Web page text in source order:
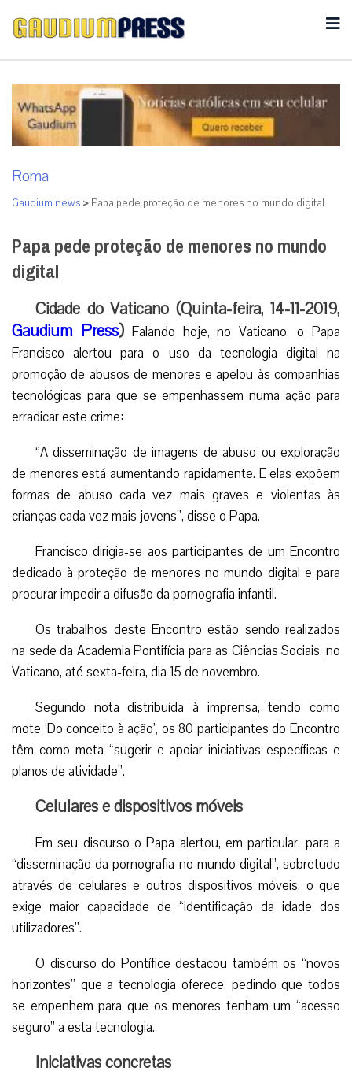
Roma
Gaudium news > Papa pede proteção de menores no mundo digital
Papa pede proteção de menores no mundo
digital
Cidade do Vaticano (Quinta-feira, 14-11-2019,
Gaudium Press)Falando hoje, no Vaticano, o Papa
Francisco alertou para o uso da tecnologia digital na
promoção de abusos de menores e apelou às companhias
tecnológicas para que se empenhassem numa ação para
erradicar este crime:
“A disseminação de imagens de abuso ou exploração
de menores está aumentando rapidamente. E elas expõem
formas de abuso cada vez mais graves e violentas às
crianças cada vez mais jovens”, disse o Papa.
Francisco dirigia-se aos participantes de um Encontro
dedicado à proteção de menores no mundo digital e para
procurar impedir a difusão da pornografia infantil.
Os trabalhos deste Encontro estão sendo realizados
na sede da Academia Pontifícia para as Ciências Sociais, no
Vaticano, até sexta-feira, dia 15 de novembro.
Segundo nota distribuída à imprensa, tendo como
mote ‘Do conceito à ação’, os 80 participantes do Encontro
têm como meta “sugerir e apoiar iniciativas específicas e
planos de atividade”.
Celulares e dispositivos móveis
Em seu discurso o Papa alertou, em particular, para a
“disseminação da pornografia no mundo digital”, sobretudo
através de celulares e outros dispositivos móveis, o que
exige maior capacidade de “identificação da idade dos
utilizadores”.
O discurso do Pontífice destacou também os “novos
horizontes” que a tecnologia oferece, pedindo que todos
se empenhem para que os menores tenham um “acesso
seguro” a esta tecnologia.
Iniciativas concretas